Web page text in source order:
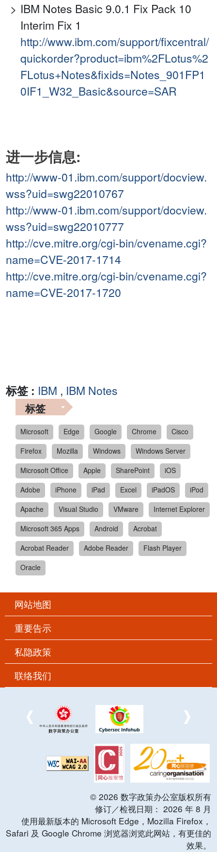
IBM Notes Basic 9.0.1 Fix Pack 10
Interim Fix 1
http://www.ibm.com/support/fixcentral/
quickorder?product=ibm%2FLotus%2
FLotus+Notes&fixids=Notes_901FP1
0IF1_W32_Basic&source=SAR
进一步信息:
http://www-01.ibm.com/support/docview.
wss?uid=swg22010767
http://www-01.ibm.com/support/docview.
wss?uid=swg22010777
http://cve.mitre.org/cgi-bin/cvename.cgi?
name=CVE-2017-1714
http://cve.mitre.org/cgi-bin/cvename.cgi?
name=CVE-2017-1720
标签 : IBM , IBM Notes
标签
Microsoft Edge Google Chrome
Cisco
Firefox
Mozilla Windows
Windows Server
Microsoft Office
Apple SharePoint
iOS
Adobe
iPhone iPad Excel iPadOS
iPod
Apache
Visual Studio VMware
Internet Explorer
Microsoft 365 Apps
Android
Acrobat
Acrobat Reader
Adobe Reader
Flash Player
Oracle
网站地图
重要告示
私隐政策
联络我们
© 2026 数字政策办公室版权所有
修订／检视日期： 2026 年 8 月
使用最新版本的 Microsoft Edge，Mozilla Firefox，
Safari 及 Google Chrome 浏览器浏览此网站，有更佳的
效果。